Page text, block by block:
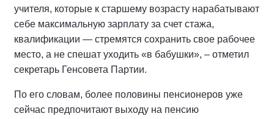
учителя, которые к старшему возрасту нарабатывают
себе максимальную зарплату за счет стажа,
квалификации — стремятся сохранить свое рабочее
место, а не спешат уходить «в бабушки», – отметил
секретарь Генсовета Партии.
По его словам, более половины пенсионеров уже
сейчас предпочитают выходу на пенсию